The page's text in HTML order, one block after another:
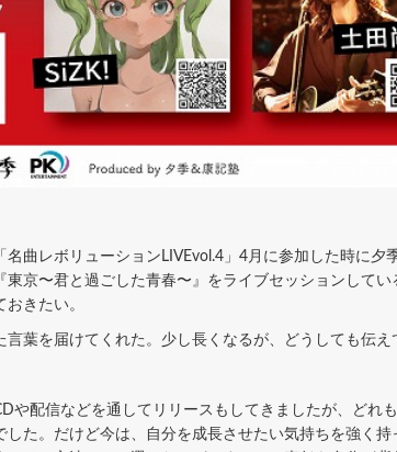
曲レボリューションLIVEvol.4」4月に参加した時に
京〜君と過ごした青春〜』をライブセッションして
きたい。
葉を届けてくれた。少し長くなるが、どうしても伝え
や配信などを通してリリースもしてきましたが、どれ
た。だけど今は、自分を成長させたい気持ちを強く